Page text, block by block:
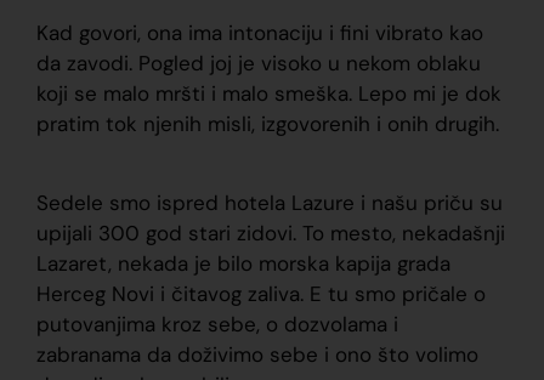
Kad govori, ona ima intonaciju i fini vibrato kao
da zavodi. Pogled joj je visoko u nekom oblaku
koji se malo mršti i malo smeška. Lepo mi je dok
pratim tok njenih misli, izgovorenih i onih drugih.
Sedele smo ispred hotela Lazure i našu priču su
upijali 300 god stari zidovi. To mesto, nekadašnji
Lazaret, nekada je bilo morska kapija grada
Herceg Novi i čitavog zaliva. E tu smo pričale o
putovanjima kroz sebe, o dozvolama i
zabranama da doživimo sebe i ono što volimo